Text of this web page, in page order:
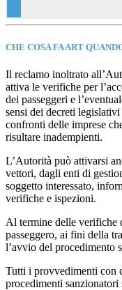
CHE COSA FA ART
Il reclamo inoltrato
attiva le verifiche per
dei passeggeri e
sensi dei decreti legislativi
confronti delle imprese
risultare inadempienti.
L’Autorità può attivarsi
vettori, dagli enti di
soggetto interessato,
verifiche e ispezioni.
Al termine delle verifiche
passeggero, ai fini della
l’avvio del procedimento
Tutti i provvedimenti con
procedimenti